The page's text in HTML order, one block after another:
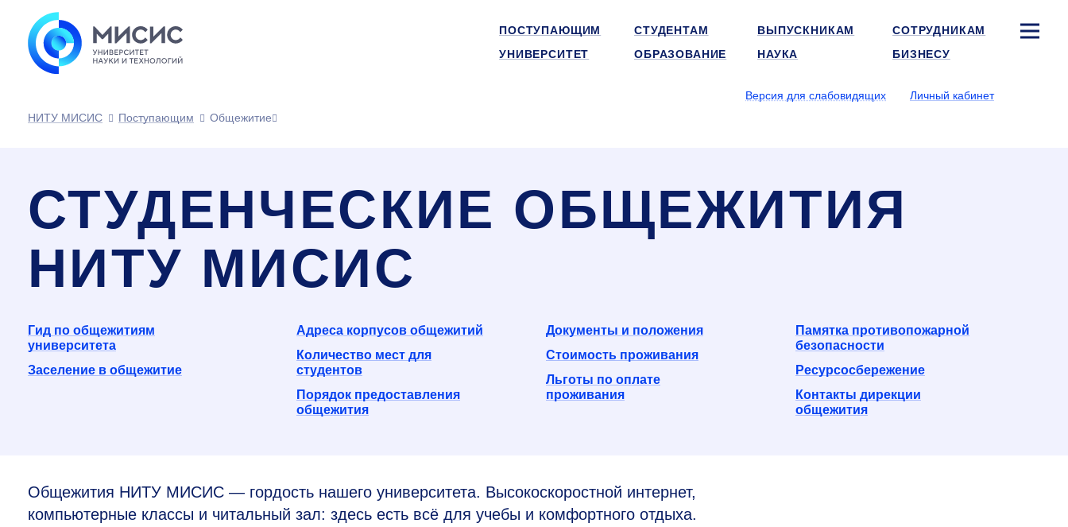
ПОСТУПАЮЩИМ СТУДЕНТАМ ВЫПУСКНИКАМ
СОТРУДНИКАМ
УНИВЕРСИТЕТ
ОБРАЗОВАНИЕ НАУКА БИЗНЕСУ
Версия для слабовидящих
Личный кабинет
НИТУ МИСИС
Поступающим Общежитие
СТУДЕНЧЕСКИЕ ОБЩЕЖИТИЯ
НИТУ МИСИС
Гид по общежитиям
университета
Заселение в общежитие
Адреса корпусов общежитий
Количество мест для
студентов
Порядок предоставления
общежития
Документы и положения
Стоимость проживания
Льготы по оплате
проживания
Памятка противопожарной
безопасности
Ресурсосбережениe
Контакты дирекции
общежития
Общежития НИТУ МИСИС — гордость нашего университета. Высокоскоростной интернет,
компьютерные классы и читальный зал: здесь есть всё для учебы и комфортного отдыха.